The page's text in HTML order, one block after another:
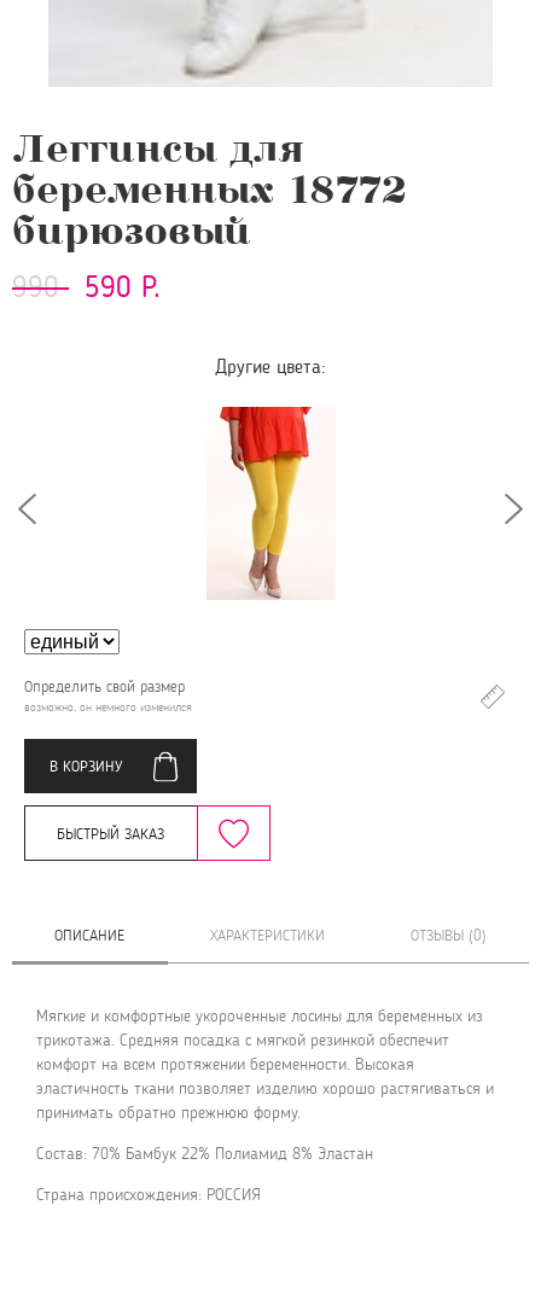
Леггинсы для
беременных 18772
бирюзовый
990 590 Р.
Другие цвета:
Определить свой размер
возможно, он немного изменился
В КОРЗИНУ
БЫСТРЫЙ ЗАКАЗ
ОПИСАНИЕ ХАРАКТЕРИСТИКИ ОТЗЫВЫ (0)
Мягкие и комфортные укороченные лосины для беременных из
трикотажа. Средняя посадка с мягкой резинкой обеспечит
комфорт на всем протяжении беременности. Высокая
эластичность ткани позволяет изделию хорошо растягиваться и
принимать обратно прежнюю форму.
Состав: 70% Бамбук 22% Полиамид 8% Эластан
Страна происхождения: РОССИЯ